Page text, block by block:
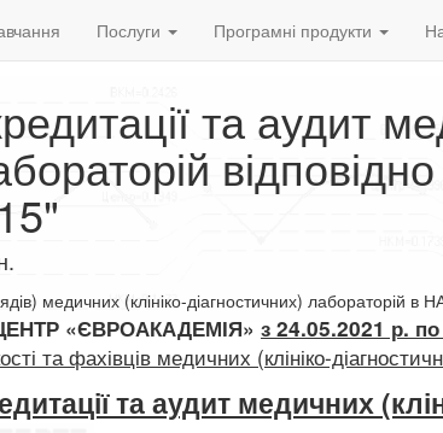
Послуги Програмні продукти
та аудит
медичних (клініко-діагностичних) лабораторій в
«ЄВРОАКАДЕМІЯ» з 24.05.2021 р.
та фахівців медичних (клініко-
та аудит медичних